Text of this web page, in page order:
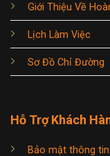
Giới Thiệu Về
Lịch Làm Việc
Sơ Đồ Chỉ Đường
Hỗ Trợ Khách
Bảo mật thông tin